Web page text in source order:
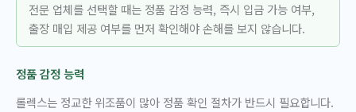
전문 업체를 선택할 때는 정품 감정 능력, 즉시 입금 가능 여부,
출장 매입 제공 여부를 먼저 확인해야 손해를 보지 않습니다.
정품 감정 능력
롤렉스는 정교한 위조품이 많아 정품 확인 절차가 반드시 필요합니다.